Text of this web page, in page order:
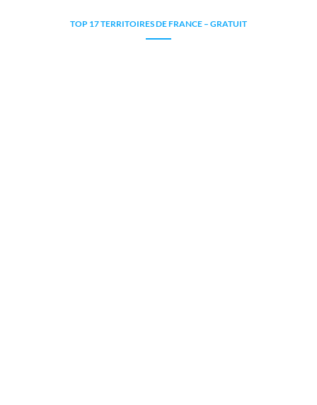
TOP 17 TERRITOIRES DE FRANCE – GRATUIT